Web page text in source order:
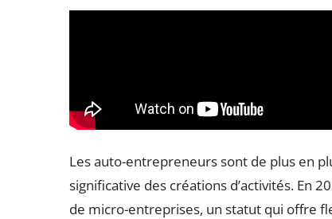
Les auto-entrepreneurs sont de plus en
significative des créations d’activités. En
de micro-entreprises, un statut qui offre